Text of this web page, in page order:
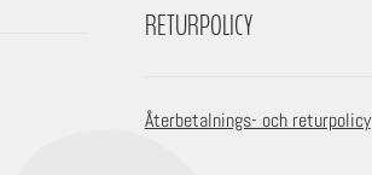
RETURPOLICY
Återbetalnings- och returpolicy